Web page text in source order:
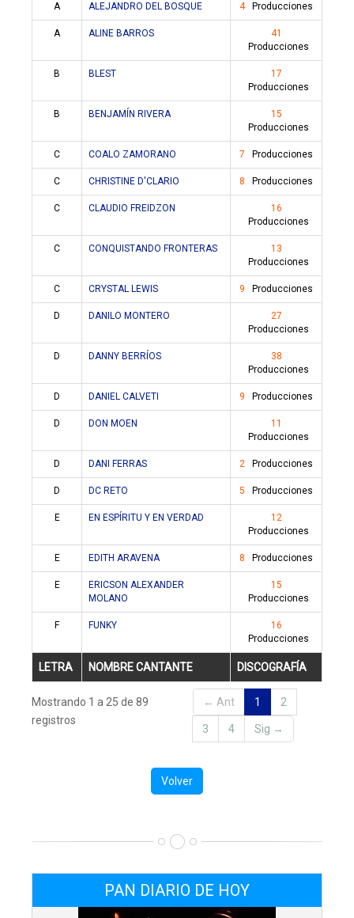
LETRA NOMBRE CANTANTE DISCOGRAFÍA
A ALEJANDRO DEL BOSQUE 4Producciones
A ALINE BARROS
41
Producciones
B BLEST
17
Producciones
B BENJAMÍN RIVERA
15
Producciones
C COALO ZAMORANO 7 Producciones
C CHRISTINE D'CLARIO 8 Producciones
C CLAUDIO FREIDZON
16
Producciones
C CONQUISTANDO FRONTERAS
13
Producciones
C CRYSTAL LEWIS 9 Producciones
D DANILO MONTERO
27
Producciones
D DANNY BERRÍOS
38
Producciones
D DANIEL CALVETI 9 Producciones
D DON MOEN
11
Producciones
D DANI FERRAS 2 Producciones
D DC RETO 5 Producciones
E EN ESPÍRITU Y EN VERDAD
12
Producciones
E EDITH ARAVENA 8 Producciones
E
ERICSON ALEXANDER
MOLANO
15
Producciones
F FUNKY
16
Producciones
Mostrando 1 a 25 de 89
registros
← Ant 1 2
3 4 Sig →
Volver
PAN DIARIO DE HOY